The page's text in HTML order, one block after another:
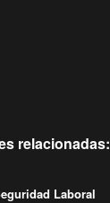
relacionadas:
Laboral